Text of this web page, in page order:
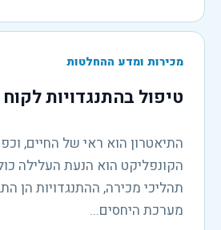
מכירות ומדע ההחלטות
טיפול בהתנגדויות לקוח
התיאטרון הוא ראי של החיים,
הקונפליקט הוא הנעת העלילה
תהליכי מכירה, ההתנגדויות הן
מערכת היחסים...